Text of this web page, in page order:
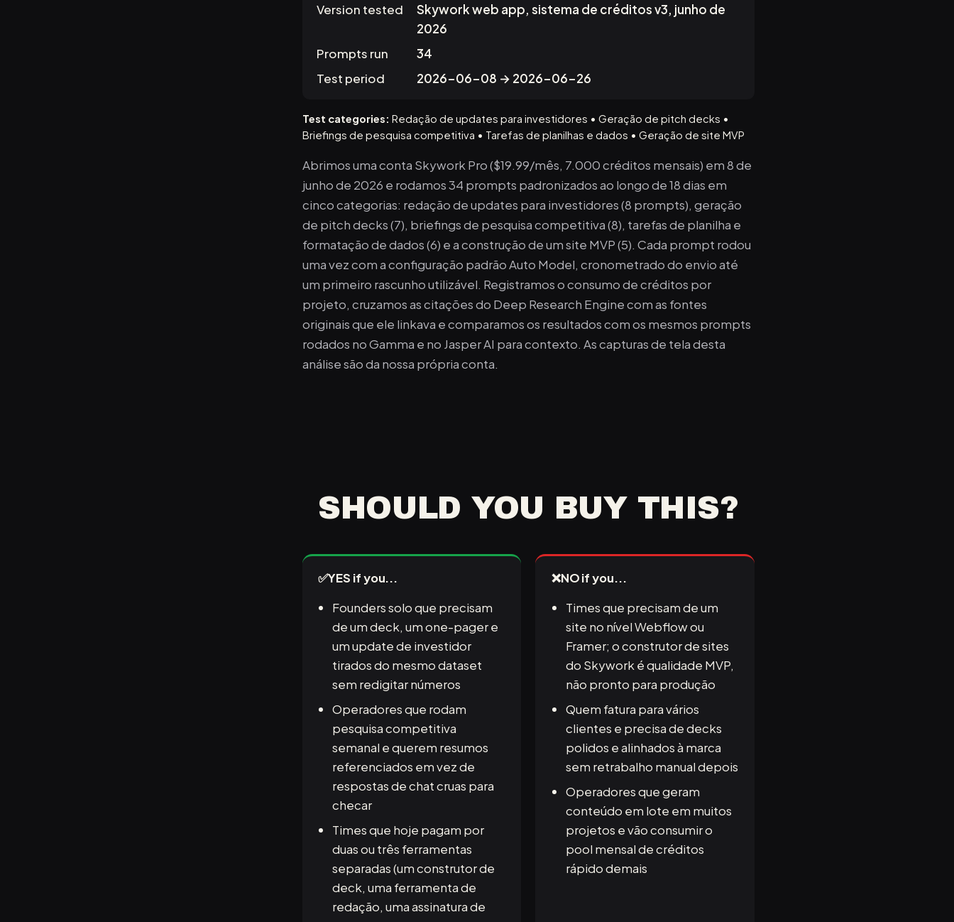
Version tested
Skywork web app, sistema de créditos v3, junho de
2026
Prompts run
34
Test period
2026-06-08 → 2026-06-26
Test categories: Redação de updates para investidores • Geração de pitch decks •
Briefings de pesquisa competitiva • Tarefas de planilhas e dados • Geração de site MVP
Abrimos uma conta Skywork Pro ($19.99/mês, 7.000 créditos mensais) em 8 de
junho de 2026 e rodamos 34 prompts padronizados ao longo de 18 dias em
cinco categorias: redação de updates para investidores (8 prompts), geração
de pitch decks (7), briefings de pesquisa competitiva (8), tarefas de planilha e
formatação de dados (6) e a construção de um site MVP (5). Cada prompt rodou
uma vez com a configuração padrão Auto Model, cronometrado do envio até
um primeiro rascunho utilizável. Registramos o consumo de créditos por
projeto, cruzamos as citações do Deep Research Engine com as fontes
originais que ele linkava e comparamos os resultados com os mesmos prompts
rodados no Gamma e no Jasper AI para contexto. As capturas de tela desta
análise são da nossa própria conta.
SHOULD YOU BUY THIS?
✅YES if you...
Founders solo que precisam
de um deck, um one-pager e
um update de investidor
tirados do mesmo dataset
sem redigitar números
Operadores que rodam
pesquisa competitiva
semanal e querem resumos
referenciados em vez de
respostas de chat cruas para
checar
Times que hoje pagam por
duas ou três ferramentas
separadas (um construtor de
deck, uma ferramenta de
redação, uma assinatura de
❌NO if you...
Times que precisam de um
site no nível Webflow ou
Framer; o construtor de sites
do Skywork é qualidade MVP,
não pronto para produção
Quem fatura para vários
clientes e precisa de decks
polidos e alinhados à marca
sem retrabalho manual depois
Operadores que geram
conteúdo em lote em muitos
projetos e vão consumir o
pool mensal de créditos
rápido demais